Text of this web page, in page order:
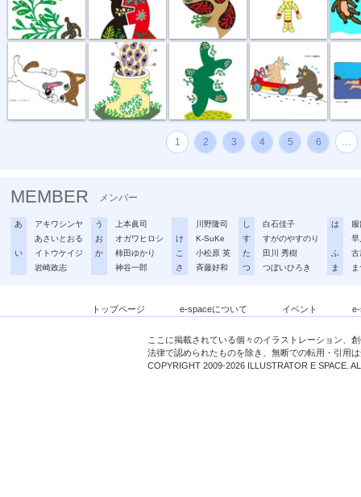
どう、このポ... おいしい匂い 新しい種 坂道登れば 遠泳
1 2 3 4 5 6 …
MEMBER メンバー
あ
アキワシンヤ
あさいとおる
い
イトウケイジ
岩崎政志
う
上本眞司
お
オガワヒロシ
か
柿田ゆかり
神谷一郎
川野隆司
け
K-SuKe
こ
小松原 英
さ
斉藤好和
し
白石佳子
す
すがのやすのり
た
田川 秀樹
つ
つぼいひろき
は
早
ふ
古
ま
トップページ e-spaceについて イベント
ここに掲載されている個々のイラストレーション、
法律で認められたものを除き、無断での転用・引用
COPYRIGHT 2009-2026 ILLUSTRATOR E SPACE.